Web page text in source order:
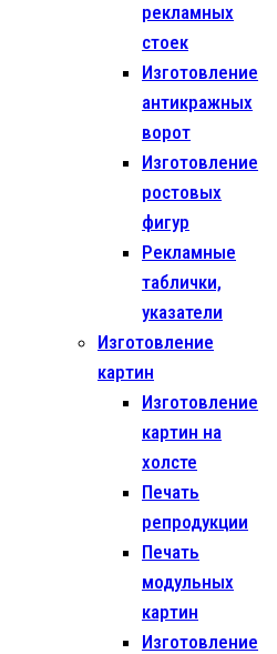
рекламных
стоек
Изготовление
антикражных
ворот
Изготовление
ростовых
фигур
Рекламные
таблички,
указатели
Изготовление
картин
Изготовление
картин на
холсте
Печать
репродукции
Печать
модульных
картин
Изготовление